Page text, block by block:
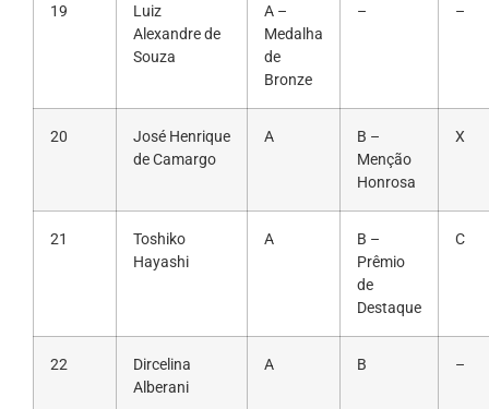
19
Luiz
Alexandre de
Souza
A –
Medalha
de
Bronze
– –
20
José Henrique
de Camargo
A
B –
Menção
Honrosa
X
21
Toshiko
Hayashi
A
B –
Prêmio
de
Destaque
C
22
Dircelina
Alberani
A B –